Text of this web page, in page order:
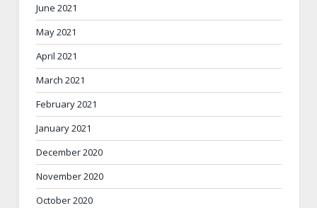
June 2021
May 2021
April 2021
March 2021
February 2021
January 2021
December 2020
November 2020
October 2020